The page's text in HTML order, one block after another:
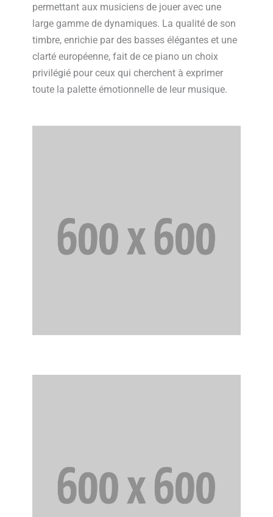
permettant aux musiciens de jouer avec une
large gamme de dynamiques. La qualité de son
timbre, enrichie par des basses élégantes et une
clarté européenne, fait de ce piano un choix
privilégié pour ceux qui cherchent à exprimer
toute la palette émotionnelle de leur musique.